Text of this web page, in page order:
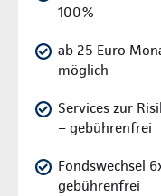
100%
ab 25 Euro
möglich
Services zur
– gebührenfrei
Fondswechsel
gebührenfrei